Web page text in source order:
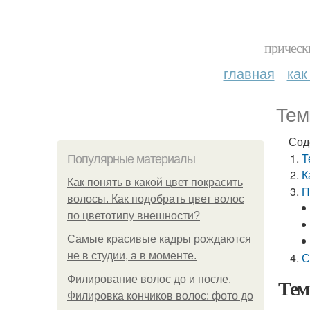
главная
Популярные материалы
Как понять в какой цвет покрасить
волосы. Как подобрать цвет волос
по цветотипу внешности?
Самые красивые кадры рождаются
не в студии, а в моменте.
Филирование волос до и после.
Филировка кончиков волос: фото до